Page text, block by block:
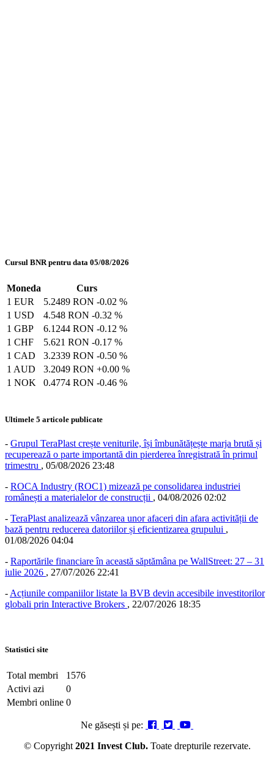
Cursul BNR pentru data 05/08/2026
Moneda
Curs
1 EUR
5.2489 RON -0.02 %
1 USD
4.548 RON -0.32 %
1 GBP
6.1244 RON -0.12 %
1 CHF
5.621 RON -0.17 %
1 CAD
3.2339 RON -0.50 %
1 AUD
3.2049 RON +0.00 %
1 NOK
0.4774 RON -0.46 %
Ultimele 5 articole publicate
- Grupul TeraPlast crește veniturile, își îmbunătățește marja brută și
recuperează o parte importantă din pierderea înregistrată în primul
trimestru , 05/08/2026 23:48
- ROCA Industry (ROC1) mizează pe consolidarea industriei
românești a materialelor de construcții , 04/08/2026 02:02
- TeraPlast analizează vânzarea unor afaceri din afara activității de
bază pentru reducerea datoriilor și eficientizarea grupului ,
01/08/2026 04:04
- Raportările financiare în această săptămâna pe WallStreet: 27 – 31
iulie 2026 , 27/07/2026 22:41
- Acțiunile companiilor listate la BVB devin accesibile investitorilor
globali prin Interactive Brokers , 22/07/2026 18:35
Statistici site
Total membri
1576
Activi azi
0
Membri online 0
Ne găsești și pe:
© Copyright 2021 Invest Club. Toate drepturile rezervate.